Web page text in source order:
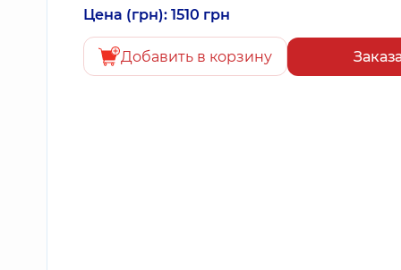
Цена (грн): 1510 грн
Добавить в корзину